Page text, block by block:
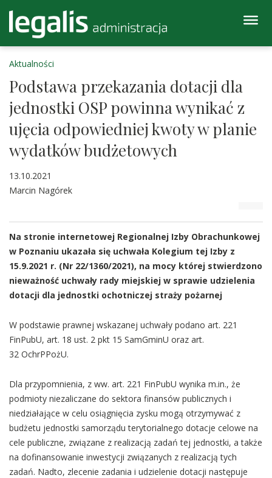
Aktualności
Podstawa przekazania dotacji dla
jednostki OSP powinna wynikać z
ujęcia odpowiedniej kwoty w planie
wydatków budżetowych
13.10.2021
Marcin Nagórek
Na stronie internetowej Regionalnej Izby Obrachunkowej
w Poznaniu ukazała się uchwała Kolegium tej Izby z
15.9.2021 r. (Nr 22/1360/2021), na mocy której stwierdzono
nieważność uchwały rady miejskiej w sprawie udzielenia
dotacji dla jednostki ochotniczej straży pożarnej
W podstawie prawnej wskazanej uchwały podano art. 221
FinPubU, art. 18 ust. 2 pkt 15 SamGminU oraz art.
32 OchrPPożU.
Dla przypomnienia, z ww. art. 221 FinPubU wynika m.in., że
podmioty niezaliczane do sektora finansów publicznych i
niedziałające w celu osiągnięcia zysku mogą otrzymywać z
budżetu jednostki samorządu terytorialnego dotacje celowe na
cele publiczne, związane z realizacją zadań tej jednostki, a także
na dofinansowanie inwestycji związanych z realizacją tych
zadań. Nadto, zlecenie zadania i udzielenie dotacji następuje